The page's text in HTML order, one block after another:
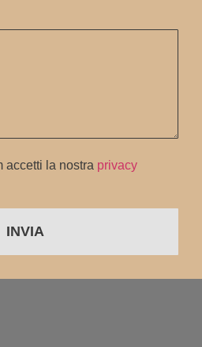
accetti la nostra privacy
INVIA